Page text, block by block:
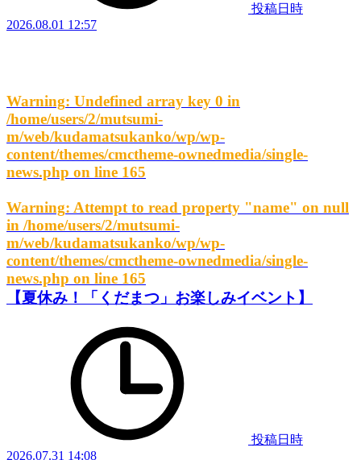
投稿日時
2026.08.01 12:57
Warning: Undefined array key 0 in
/home/users/2/mutsumi-
m/web/kudamatsukanko/wp/wp-
content/themes/cmctheme-ownedmedia/single-
news.php on line 165
Warning: Attempt to read property "name" on null
in /home/users/2/mutsumi-
m/web/kudamatsukanko/wp/wp-
content/themes/cmctheme-ownedmedia/single-
news.php on line 165
【夏休み！「くだまつ」お楽しみイベント】
投稿日時
2026.07.31 14:08